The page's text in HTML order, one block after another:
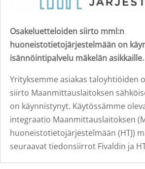
Osakeluetteloiden siirto mml:n
huoneistotietojärjestelmään on
isännöintipalvelu mäkelän asikkaille.
Yrityksemme asiakas taloyhtiöiden
siirto Maanmittauslaitoksen
on käynnistynyt. Käytössämme
integraatio Maanmittauslaitoksen
huoneistotietojärjestelmään (HTJ)
seuraavat tiedonsiirrot Fivaldin ja